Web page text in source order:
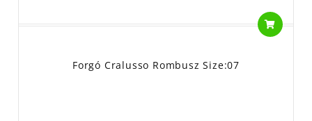
Forgó Cralusso Rombusz Size:07